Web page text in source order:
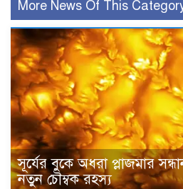
More News Of This
সূর্যের বুকে অধরা প্লাজমার
নতুন চৌম্বক রহস্য